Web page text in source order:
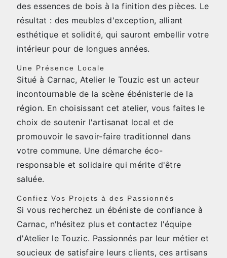
des essences de bois à la finition des pièces. Le
résultat : des meubles d'exception, alliant
esthétique et solidité, qui sauront embellir votre
intérieur pour de longues années.
Une Présence Locale
Situé à Carnac, Atelier le Touzic est un acteur
incontournable de la scène ébénisterie de la
région. En choisissant cet atelier, vous faites le
choix de soutenir l'artisanat local et de
promouvoir le savoir-faire traditionnel dans
votre commune. Une démarche éco-
responsable et solidaire qui mérite d'être
saluée.
Confiez Vos Projets à des Passionnés
Si vous recherchez un ébéniste de confiance à
Carnac, n'hésitez plus et contactez l'équipe
d'Atelier le Touzic. Passionnés par leur métier et
soucieux de satisfaire leurs clients, ces artisans